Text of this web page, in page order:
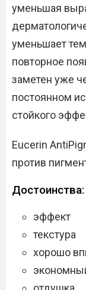
уменьшая
уменьшает
повторное
заметен уже
постоянном
стойкого
Eucerin
против
Достоинства:
эффект
текстура
хорошо